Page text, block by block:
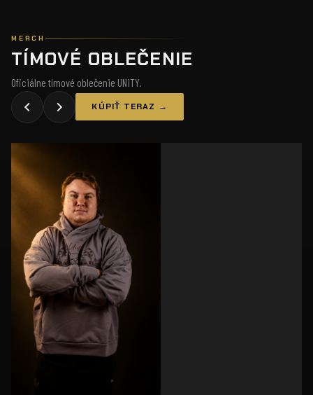
MERCH
TÍMOVÉ OBLEČENIE
Oficiálne tímové oblečenie UNiTY.
KÚPIŤ TERAZ →